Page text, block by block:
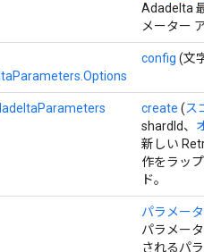
Adadelta
メーター
config (文
create (ス
shardId、
新しい
作をラッ
ド。
パラメー
パラメー
されるパ